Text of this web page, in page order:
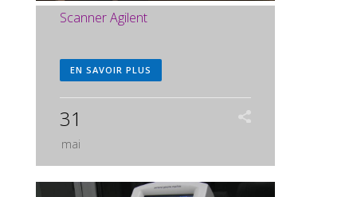
Scanner Agilent
EN SAVOIR PLUS
31
mai